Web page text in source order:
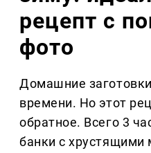
рецепт с
фото
Домашние
времени. Но этот
обратное. Всего 3
банки с